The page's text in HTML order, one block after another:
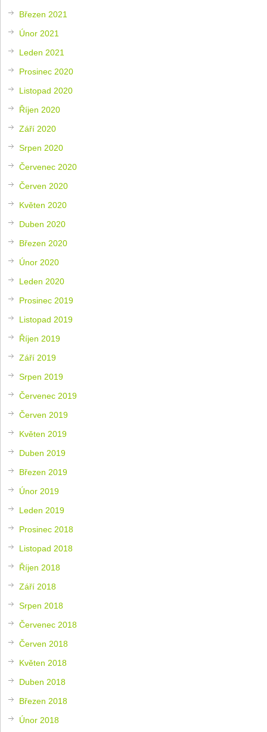
Březen 2021
Únor 2021
Leden 2021
Prosinec 2020
Listopad 2020
Říjen 2020
Září 2020
Srpen 2020
Červenec 2020
Červen 2020
Květen 2020
Duben 2020
Březen 2020
Únor 2020
Leden 2020
Prosinec 2019
Listopad 2019
Říjen 2019
Září 2019
Srpen 2019
Červenec 2019
Červen 2019
Květen 2019
Duben 2019
Březen 2019
Únor 2019
Leden 2019
Prosinec 2018
Listopad 2018
Říjen 2018
Září 2018
Srpen 2018
Červenec 2018
Červen 2018
Květen 2018
Duben 2018
Březen 2018
Únor 2018